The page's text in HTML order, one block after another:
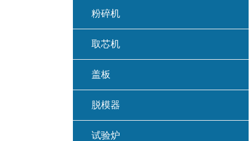
粉碎机
取芯机
盖板
脱模器
试验炉